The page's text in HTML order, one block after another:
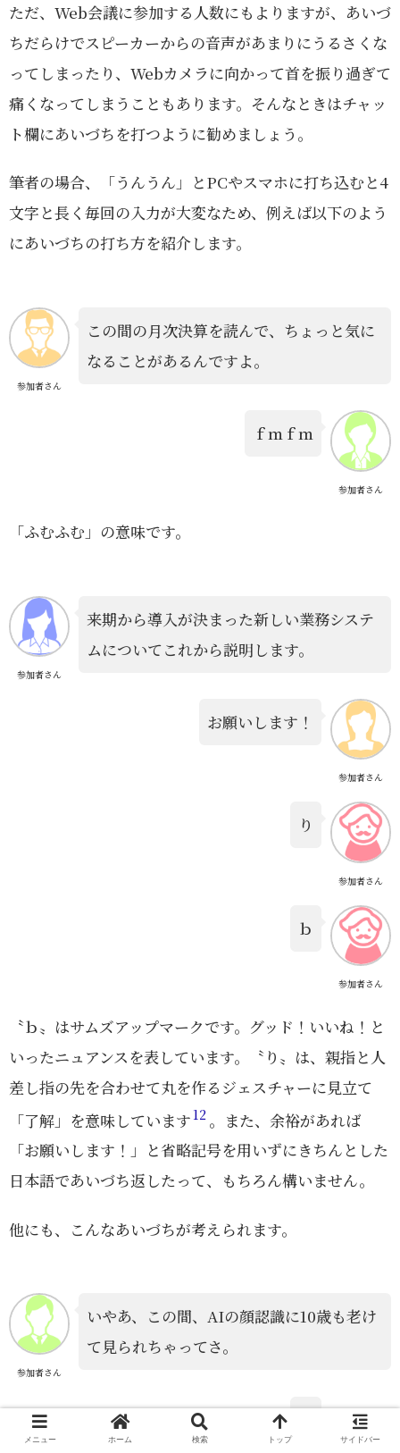
ただ、Web会議に参加する人数にもよりますが、あいづ
ちだらけでスピーカーからの音声があまりにうるさくな
ってしまったり、Webカメラに向かって首を振り過ぎて
痛くなってしまうこともあります。そんなときはチャッ
ト欄にあいづちを打つように勧めましょう。
筆者の場合、「うんうん」とPCやスマホに打ち込むと4
文字と長く毎回の入力が大変なため、例えば以下のよう
にあいづちの打ち方を紹介します。
参加者さん
この間の月次決算を読んで、ちょっと気に
なることがあるんですよ。
参加者さん
ｆｍｆｍ
「ふむふむ」の意味です。
参加者さん
来期から導入が決まった新しい業務システ
ムについてこれから説明します。
参加者さん
お願いします！
参加者さん
り
参加者さん
ｂ
〝ｂ〟はサムズアップマークです。グッド！いいね！と
いったニュアンスを表しています。〝り〟は、親指と人
差し指の先を合わせて丸を作るジェスチャーに見立て
「了解」を意味しています12 。また、余裕があれば
「お願いします！」と省略記号を用いずにきちんとした
日本語であいづち返したって、もちろん構いません。
他にも、こんなあいづちが考えられます。
参加者さん
いやあ、この間、AIの顔認識に10歳も老け
て見られちゃってさ。
メニュー ホーム 検索 トップ サイドバー